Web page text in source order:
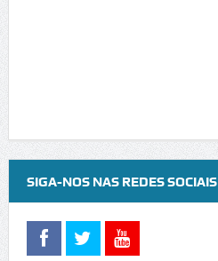
SIGA-NOS NAS REDES SOCIAIS